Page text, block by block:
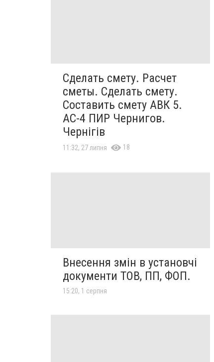
Сделать смету. Расчет
сметы. Сделать смету.
Составить смету АВК 5.
АС-4 ПИР Чернигов.
Чернігів
11:32, 27 липня 18
Внесення змін в установчі
документи ТОВ, ПП, ФОП.
15:20, 1 серпня